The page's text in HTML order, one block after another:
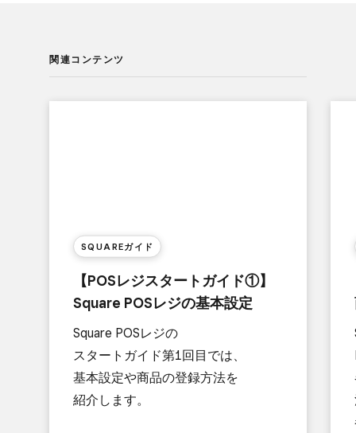
関連コンテンツ
SQUAREガイド
【POSレジスタートガイド①】
Square POSレジの​基本設定
Square POSレジの​
スタートガイド第1回目では、​
基本設定や​商品の​登録方​法を​
紹介します。